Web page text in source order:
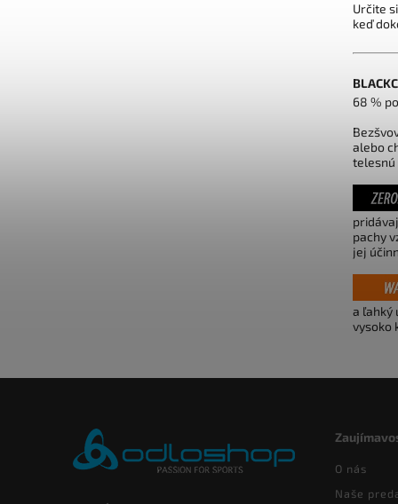
Určite
keď
68 %
alebo
telesnú
pachy
jej
a ľahký
vysoko
O nás
Naše